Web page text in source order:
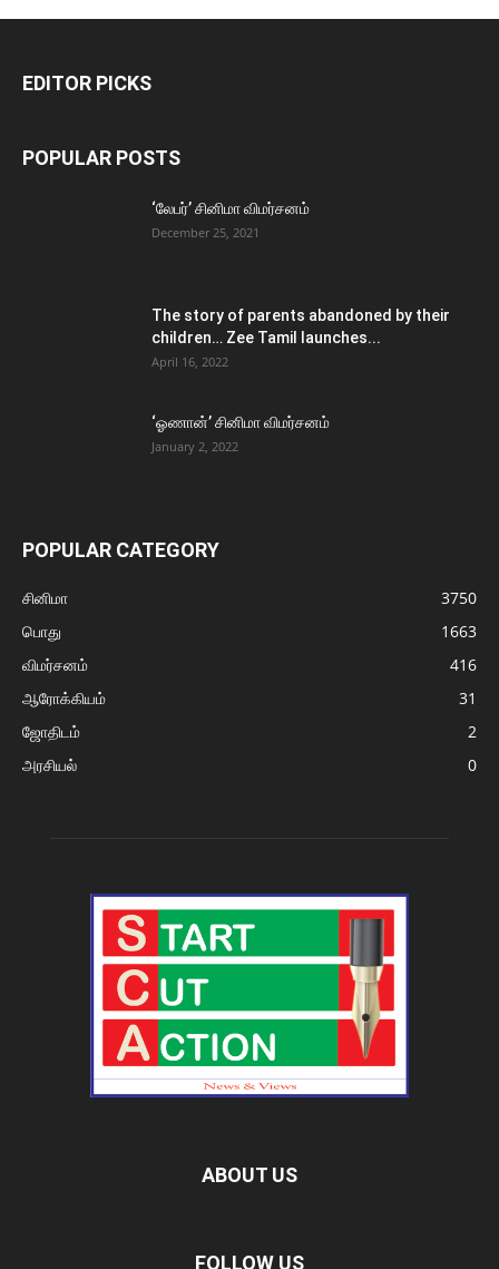
EDITOR PICKS
POPULAR POSTS
‘லேபர்’ சினிமா விமர்சனம்
December 25, 2021
The story of parents abandoned by their
children… Zee Tamil launches...
April 16, 2022
‘ஓணான்’ சினிமா விமர்சனம்
January 2, 2022
POPULAR CATEGORY
சினிமா
3750
பொது
1663
விமர்சனம்
416
ஆரோக்கியம்
31
ஜோதிடம்
2
அரசியல்
0
ABOUT US
FOLLOW US